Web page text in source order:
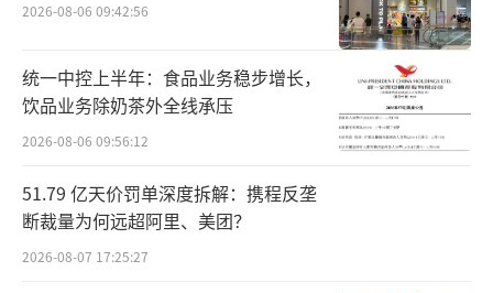
2026-08-06 09:42:56
统一中控上半年：食品业务稳步增长，
饮品业务除奶茶外全线承压
2026-08-06 09:56:12
51.79 亿天价罚单深度拆解：携程反垄
断裁量为何远超阿里、美团？
2026-08-07 17:25:27